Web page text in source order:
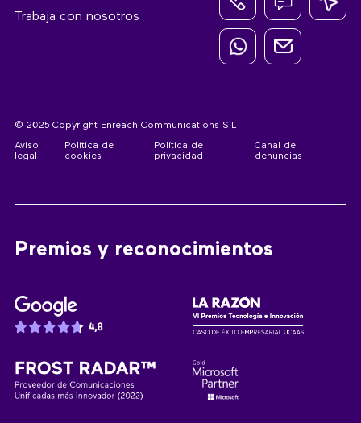
Trabaja con nosotros
© 2025 Copyright Enreach Communications S.L
Aviso
legal
Política de
cookies
Política de
privacidad
Canal de
denuncias
Premios y reconocimientos